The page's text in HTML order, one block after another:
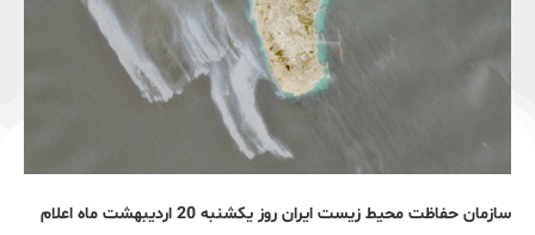
سازمان حفاظت محیط زیست ایران روز یکشنبه 20 اردیبهشت ماه اعلام